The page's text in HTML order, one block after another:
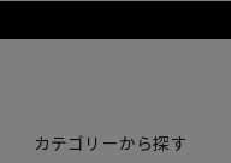
カテゴリーから探す